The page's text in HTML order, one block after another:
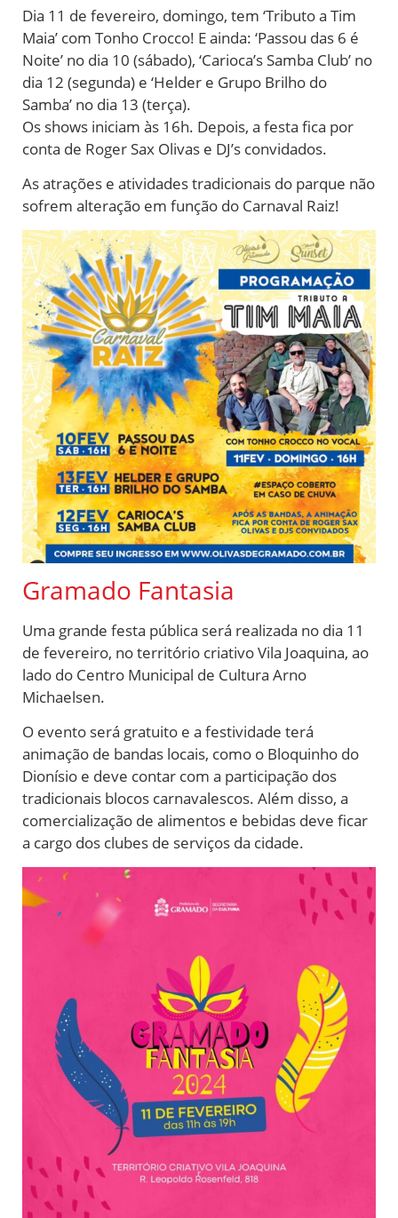
Dia 11 de fevereiro, domingo, tem ‘Tributo a Tim
Maia’ com Tonho Crocco! E ainda: ‘Passou das 6 é
Noite’ no dia 10 (sábado), ‘Carioca’s Samba Club’ no
dia 12 (segunda) e ‘Helder e Grupo Brilho do
Samba’ no dia 13 (terça).
Os shows iniciam às 16h. Depois, a festa fica por
conta de Roger Sax Olivas e DJ’s convidados.
As atrações e atividades tradicionais do parque não
sofrem alteração em função do Carnaval Raiz!
Gramado Fantasia
Uma grande festa pública será realizada no dia 11
de fevereiro, no território criativo Vila Joaquina, ao
lado do Centro Municipal de Cultura Arno
Michaelsen.
O evento será gratuito e a festividade terá
animação de bandas locais, como o Bloquinho do
Dionísio e deve contar com a participação dos
tradicionais blocos carnavalescos. Além disso, a
comercialização de alimentos e bebidas deve ficar
a cargo dos clubes de serviços da cidade.